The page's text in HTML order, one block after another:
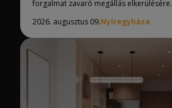
forgalmat zavaró megállás elkerülésére.
2026. augusztus 09.Nyíregyháza